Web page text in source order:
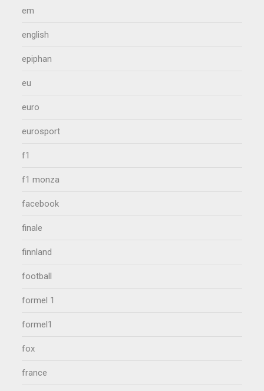
em
english
epiphan
eu
euro
eurosport
f1
f1 monza
facebook
finale
finnland
football
formel 1
formel1
fox
france